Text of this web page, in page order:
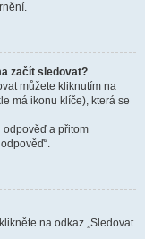
začít sledovat?
můžete kliknutím na
má ikonu klíče), která se
odpověď a přitom
na odkaz „Sledovat